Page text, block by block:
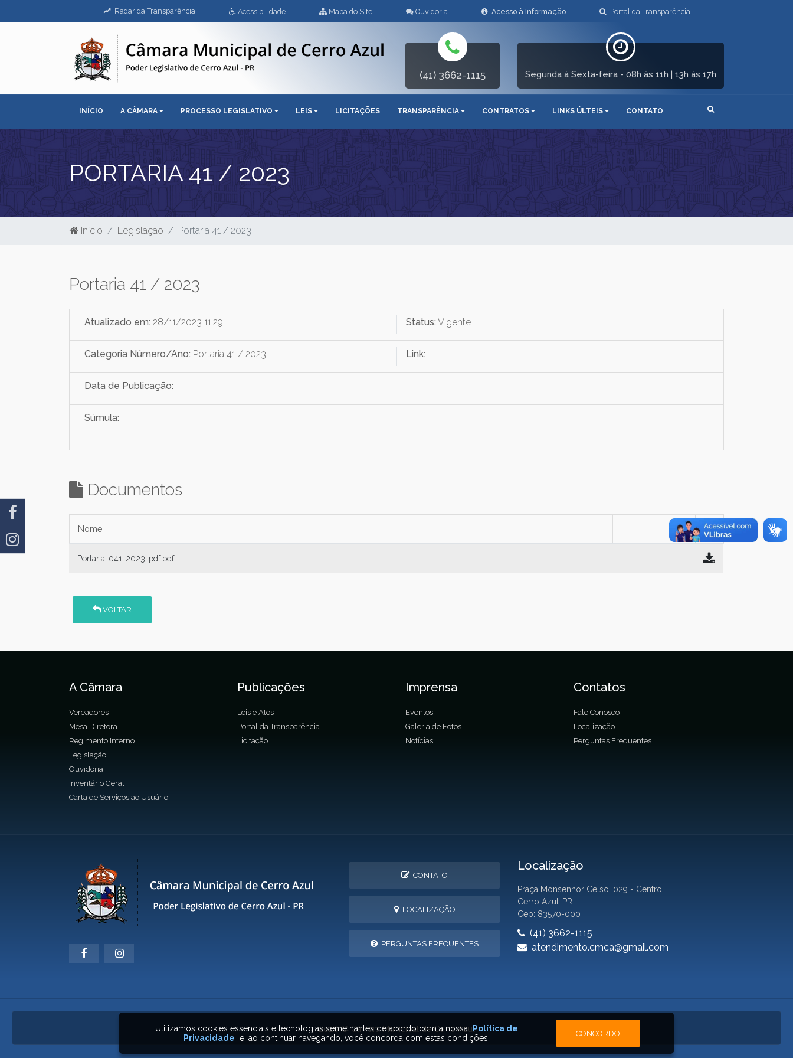
Radar da Transparência Acessibilidade Mapa do Site Ouvidoria Acesso à Informação Portal da Transparência
(41) 3662-1115 Segunda à Sexta-feira - 08h às 11h | 13h às 17h
INÍCIO A CÂMARA PROCESSO LEGISLATIVO LEIS LICITAÇÕES TRANSPARÊNCIA CONTRATOS LINKS ÚLTEIS CONTATO
PORTARIA 41 / 2023
Início Legislação Portaria 41 / 2023
Portaria 41 / 2023
Atualizado em: 28/11/2023 11:29 Status: Vigente
Categoria Número/Ano: Portaria 41 / 2023 Link:
Data de Publicação:
Súmula:
-
Documentos
Nome
Portaria-041-2023-pdf.pdf
VOLTAR
A Câmara
Vereadores
Mesa Diretora
Regimento Interno
Legislação
Ouvidoria
Inventário Geral
Carta de Serviços ao Usuário
Publicações
Leis e Atos
Portal da Transparência
Licitação
Imprensa
Eventos
Galeria de Fotos
Notícias
Contatos
Fale Conosco
Localização
Perguntas Frequentes
CONTATO
LOCALIZAÇÃO
PERGUNTAS FREQUENTES
Localização
Praça Monsenhor Celso, 029 - Centro
Cerro Azul-PR
Cep: 83570-000
(41) 3662-1115
atendimento.cmca@gmail.com
2026 © Câmara Municipal de Cerro Azul
Utilizamos cookies essenciais e tecnologias semelhantes de acordo com a nossa Política de
Privacidade e, ao continuar navegando, você concorda com estas condições. CONCORDO